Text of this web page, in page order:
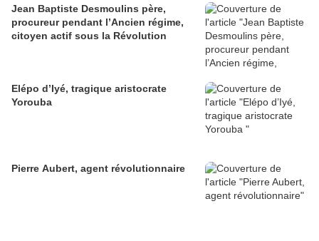
Jean Baptiste Desmoulins père,
procureur pendant l’Ancien régime,
citoyen actif sous la Révolution
Elépo d’Iyé, tragique aristocrate
Yorouba
Pierre Aubert, agent révolutionnaire